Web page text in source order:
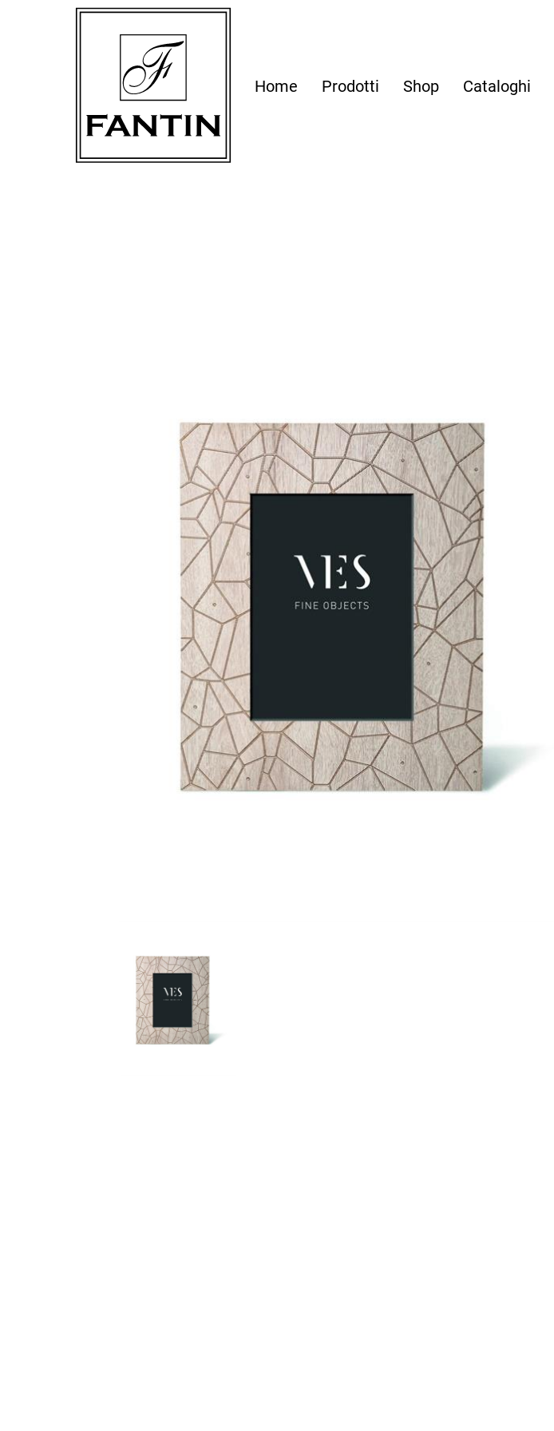
Home Prodotti Shop Cataloghi